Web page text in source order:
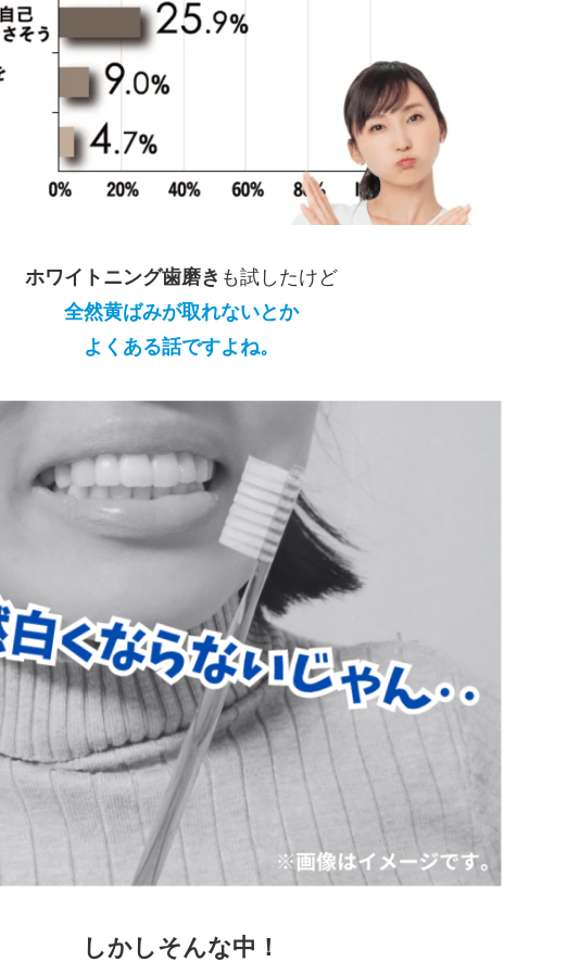
ホワイトニング歯磨き も試したけど
全然黄ばみが取れないとか
よくある話ですよね。
しかしそんな中！